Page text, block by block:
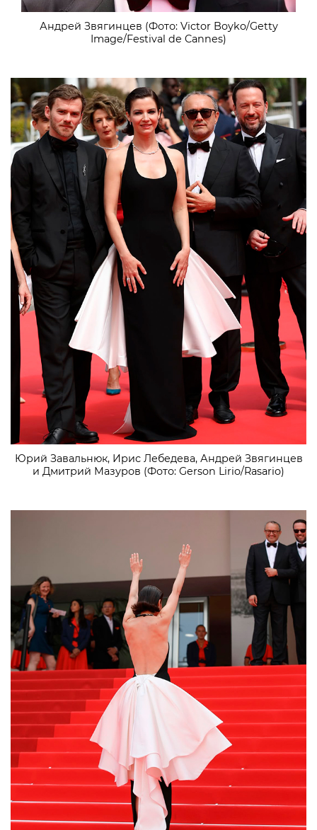
Андрей Звягинцев (Фото: Victor Boyko/Getty
Image/Festival de Cannes)
Юрий Завальнюк, Ирис Лебедева, Андрей Звягинцев
и Дмитрий Мазуров (Фото: Gerson Lirio/Rasario)